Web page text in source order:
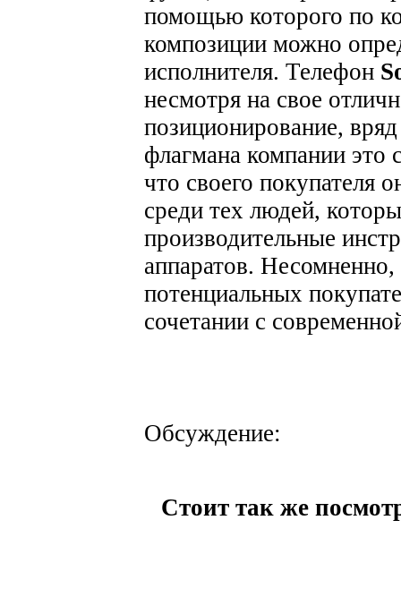
помощью которого по
композиции можно
исполнителя. Телефон
несмотря на свое
позиционирование,
флагмана компании это
что своего покупателя
среди тех людей,
производительные
аппаратов. Несомненно,
потенциальных
сочетании с
Обсуждение:
Стоит так же